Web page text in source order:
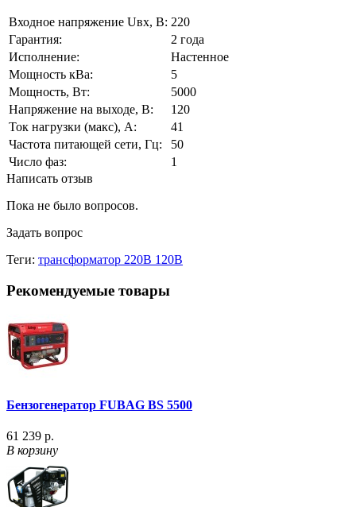
Входное напряжение Uвх, В: 220
Гарантия:
2 года
Исполнение:
Настенное
Мощность кВа:
5
Мощность, Вт:
5000
Напряжение на выходе, В:
120
Ток нагрузки (макс), А:
41
Частота питающей сети, Гц:
50
Число фаз:
1
Написать отзыв
Пока не было вопросов.
Задать вопрос
Теги: трансформатор 220В 120В
Рекомендуемые товары
Бензогенератор FUBAG BS 5500
61 239 р.
В корзину